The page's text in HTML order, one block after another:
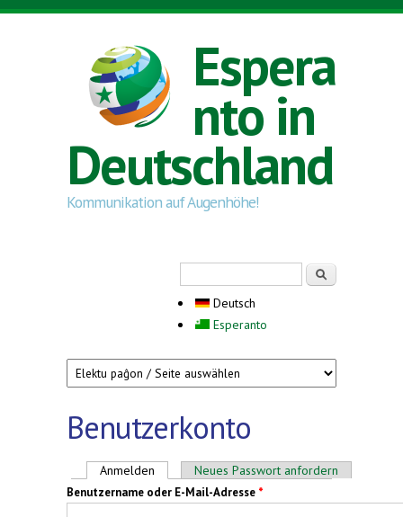
Direkt zum Inhalt
Espera
nto in
Deutschland
Kommunikation auf Augenhöhe!
Deutsch
Esperanto
Benutzerkonto
Haupt-Reiter
Anmelden (aktiver Reiter)
Neues Passwort anfordern
Benutzername oder E-Mail-Adresse *